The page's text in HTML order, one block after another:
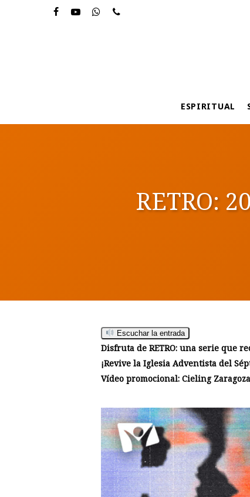
Hit enter to search or ESC to close
ESPIRITUAL
RETRO:
Escuchar la entrada
Disfruta de RETRO: una serie que
¡Revive la Iglesia Adventista del
Vídeo promocional: Cieling